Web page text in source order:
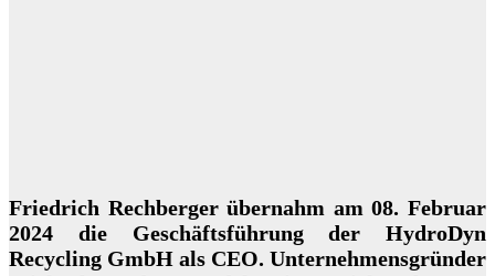
Friedrich Rechberger übernahm am 08. Februar
2024 die Geschäftsführung der HydroDyn
Recycling GmbH als CEO. Unternehmensgründer